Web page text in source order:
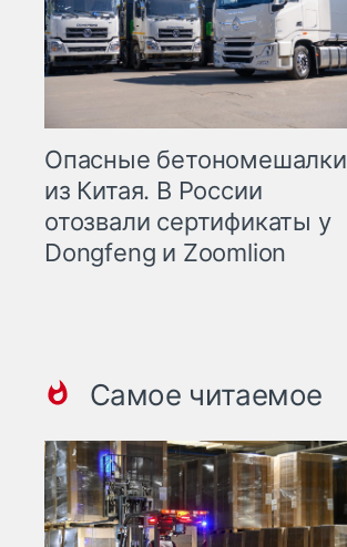
Опасные бетономешалки
из Китая. В России
отозвали сертификаты у
Dongfeng и Zoomlion
Самое читаемое